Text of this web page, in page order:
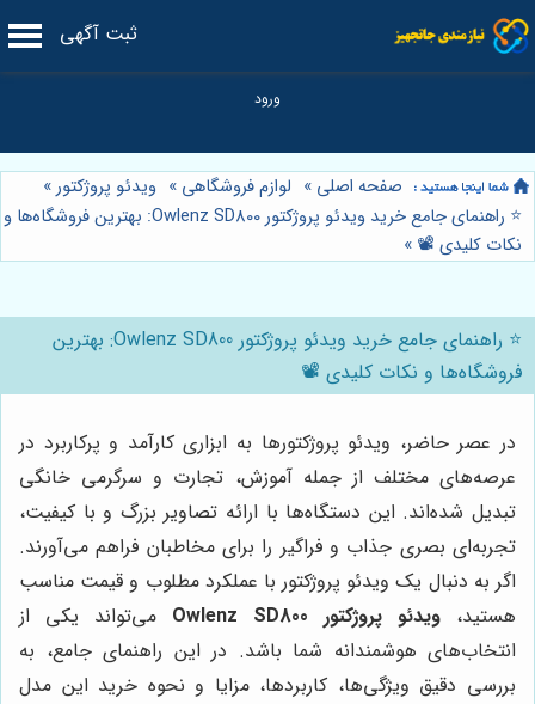
ثبت آگهی
صفحه اصلی » لوازم فروشگاهی » ویدئو پروژکتور»
⭐️ راهنمای جامع خرید ویدئو پروژکتور Owlenz SD800: بهترین فروشگاه‌ها و
نکات کلیدی 📽️ »
⭐️ راهنمای جامع خرید ویدئو پروژکتور Owlenz SD800: بهترین
فروشگاه‌ها و نکات کلیدی 📽️
در عصر حاضر، ویدئو پروژکتورها به ابزاری کارآمد و پرکاربرد در
عرصه‌های مختلف از جمله آموزش، تجارت و سرگرمی خانگی
تبدیل شده‌اند. این دستگاه‌ها با ارائه تصاویر بزرگ و با کیفیت،
تجربه‌ای بصری جذاب و فراگیر را برای مخاطبان فراهم می‌آورند.
اگر به دنبال یک ویدئو پروژکتور با عملکرد مطلوب و قیمت مناسب
هستید، ویدئو پروژکتور Owlenz SD800
می‌تواند یکی از
انتخاب‌های هوشمندانه شما باشد. در این راهنمای جامع، به
بررسی دقیق ویژگی‌ها، کاربردها، مزایا و نحوه خرید این مدل